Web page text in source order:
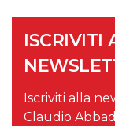
ISCRIVITI
Iscriviti alla
Claudio